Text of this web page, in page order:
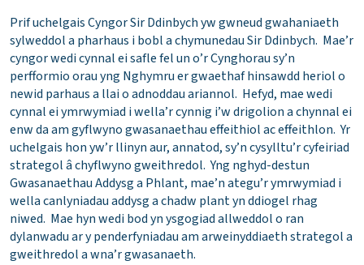
Prif uchelgais Cyngor Sir Ddinbych yw gwneud gwahaniaeth
sylweddol a pharhaus i bobl a chymunedau Sir Ddinbych. Mae’r
cyngor wedi cynnal ei safle fel un o’r Cynghorau sy’n
perfformio orau yng Nghymru er gwaethaf hinsawdd heriol o
newid parhaus a llai o adnoddau ariannol. Hefyd, mae wedi
cynnal ei ymrwymiad i wella’r cynnig i’w drigolion a chynnal ei
enw da am gyflwyno gwasanaethau effeithiol ac effeithlon. Yr
uchelgais hon yw’r llinyn aur, annatod, sy’n cysylltu’r cyfeiriad
strategol â chyflwyno gweithredol. Yng nghyd-destun
Gwasanaethau Addysg a Phlant, mae’n ategu’r ymrwymiad i
wella canlyniadau addysg a chadw plant yn ddiogel rhag
niwed. Mae hyn wedi bod yn ysgogiad allweddol o ran
dylanwadu ar y penderfyniadau am arweinyddiaeth strategol a
gweithredol a wna’r gwasanaeth.